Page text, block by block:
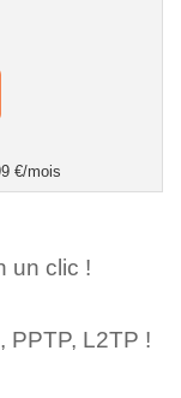
€/mois
un clic !
PPTP, L2TP !